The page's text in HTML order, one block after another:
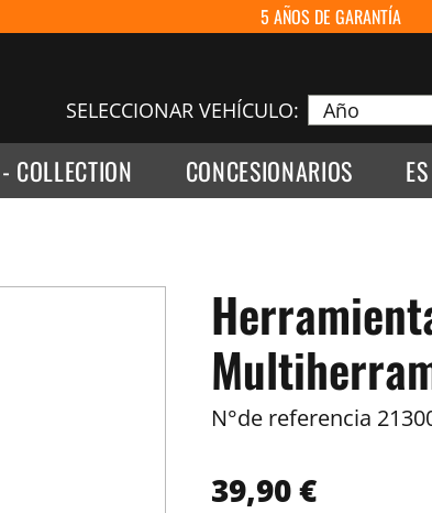
5 AÑOS DE GARANTÍA
SELECCIONAR VEHÍCULO:
- COLLECTION CONCESIONARIOS
N°de referencia
39,90 €